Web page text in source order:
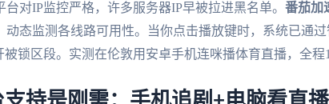
台对IP监控严格，许多服务器IP早被拉进黑名单。 番茄加
动态监测各线路可用性。当你点击播放键时，系统已通
被锁区段。实测在伦敦用安卓手机连咪播体育直播，全程